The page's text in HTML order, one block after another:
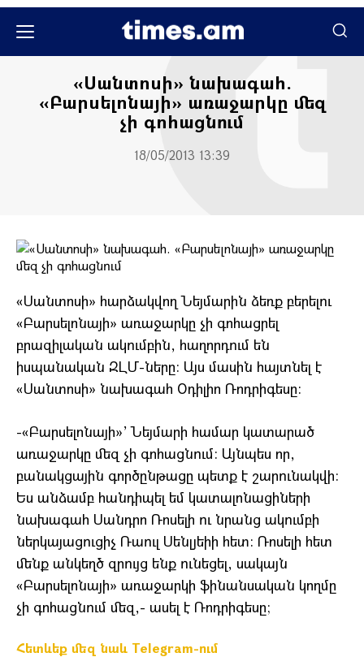
«Սանտոսի» նախագահ.
«Բարսելոնայի» առաջարկը մեզ
չի գոհացնում
18/05/2013 13:39
«Սանտոսի» հարձակվող Նեյմարին ձեռք բերելու
«Բարսելոնայի» առաջարկը չի գոհացրել
բրազիլական ակումբին, հաղորդում են
իսպանական ԶԼՄ-ները: Այս մասին հայտնել է
«Սանտոսի» նախագահ Օդիլիո Ռոդրիգեսը:
-«Բարսելոնայի»’ Նեյմարի համար կատարած
առաջարկը մեզ չի գոհացնում: Այնպես որ,
բանակցային գործընթացը պետք է շարունակվի:
Ես անձամբ հանդիպել եմ կատալոնացիների
նախագահ Սանդրո Ռոսելի ու նրանց ակումբի
ներկայացուցիչ Ռաուլ Սենլյեիի հետ: Ռոսելի հետ
մենք անկեղծ զրույց ենք ունեցել, սակայն
«Բարսելոնայի» առաջարկի ֆինանսական կողմը
չի գոհացնում մեզ,- ասել է Ռոդրիգեսը;
Հետևեք մեզ նաև Telegram-ում